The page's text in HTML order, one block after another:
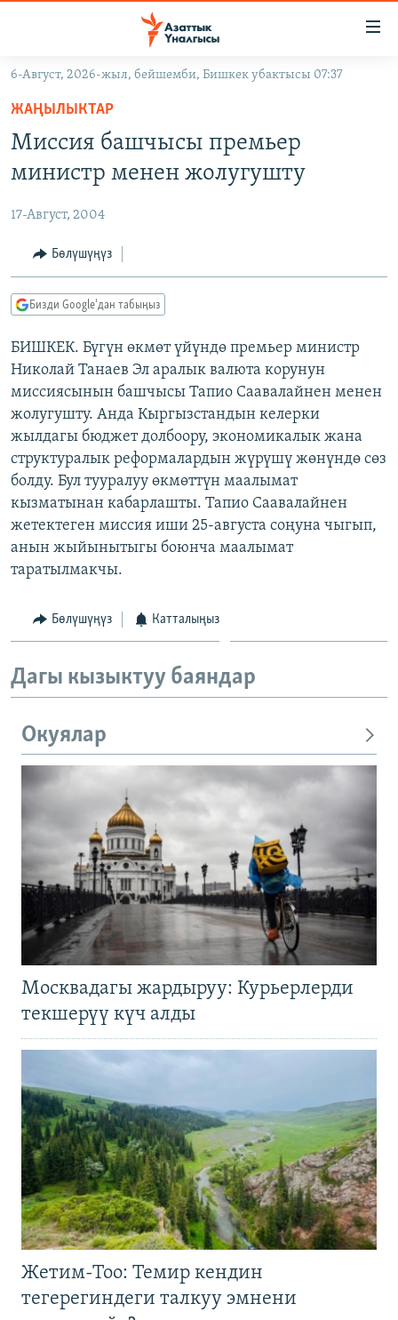
Навигацияга
өтүңүз
Издөөгө
салыңыз
КЫРГЫЗСТАН
ЭКОНОМИКА
МАДАНИЯТ
БОРБОР АЗИЯ
АТАЙЫН ИЛИКТӨӨ
ТВ ПРОГРАММАЛАР
ЭКСПЕРТТЕР ТАЛДАЙТ
БИЗ ЖАНА ДҮЙНӨ
ЭЖЕ-СИҢДИЛЕР
АЗАТТЫК+
ЫҢГАЙСЫЗ СУРООЛОР
ӨЗГӨЧӨ ПИКИР
Русский
ОНЛАЙН ШЕРИНЕ
ЭЕ/АРнун бардык сайттары
6-Август, 2026-жыл, бейшемби, Бишкек убактысы 07:37
ЖАҢЫЛЫКТАР
Миссия башчысы премьер
министр менен жолугушту
17-Август, 2004
Бөлүшүңүз
Бизди Google'дан табыңыз
БИШКЕК. Бүгүн өкмөт үйүндө премьер министр
Николай Танаев Эл аралык валюта корунун
миссиясынын башчысы Тапио Саавалайнен менен
жолугушту. Анда Кыргызстандын келерки
жылдагы бюджет долбоору, экономикалык жана
структуралык реформалардын жүрүшү жөнүндө сөз
болду. Бул тууралуу өкмөттүн маалымат
кызматынан кабарлашты. Тапио Саавалайнен
жетектеген миссия иши 25-августа соңуна чыгып,
анын жыйынытыгы боюнча маалымат
таратылмакчы.
Бөлүшүңүз Катталыңыз
Дагы кызыктуу баяндар
Окуялар
Москвадагы жардыруу: Курьерлерди
текшерүү күч алды
Жетим-Тоо: Темир кендин
тегерегиндеги талкуу эмнени